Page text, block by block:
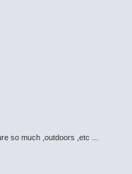
so much ,outdoors ,etc ...